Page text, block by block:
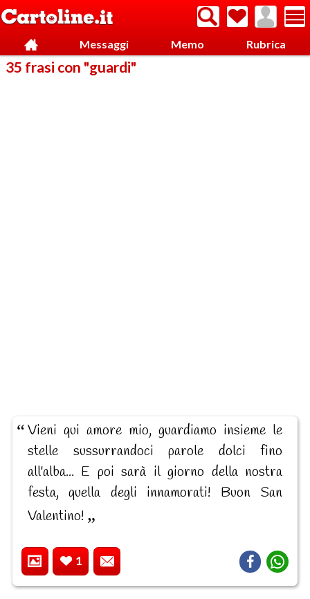
Messaggi Memo Rubrica
35 frasi con "guardi"
Vieni qui amore mio, guardiamo insieme le
stelle sussurrandoci parole dolci fino
all'alba... E poi sarà il giorno della nostra
festa, quella degli innamorati! Buon San
Valentino!
1